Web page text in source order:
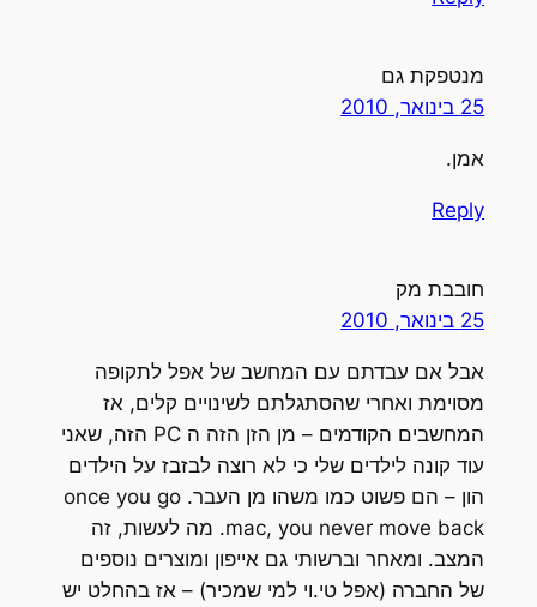
מנטפקת גם
25 בינואר, 2010
אמן.
Reply
חובבת מק
25 בינואר, 2010
אבל אם עבדתם עם המחשב של אפל לתקופה
מסוימת ואחרי שהסתגלתם לשינויים קלים, אז
המחשבים הקודמים – מן הזן הזה ה PC הזה, שאני
עוד קונה לילדים שלי כי לא רוצה לבזבז על הילדים
הון – הם פשוט כמו משהו מן העבר. once you go
mac, you never move back. מה לעשות, זה
המצב. ומאחר וברשותי גם אייפון ומוצרים נוספים
של החברה (אפל טי.וי למי שמכיר) – אז בהחלט יש